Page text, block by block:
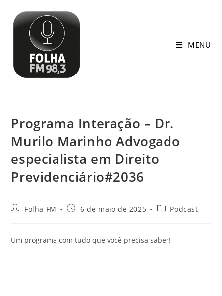
MENU
Programa Interação – Dr.
Murilo Marinho Advogado
especialista em Direito
Previdenciário#2036
Folha FM 6 de maio de 2025 Podcast
Um programa com tudo que você precisa saber!